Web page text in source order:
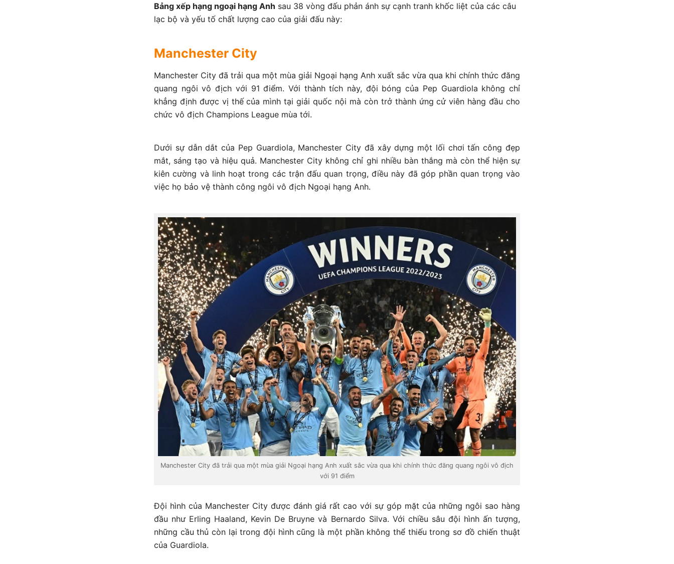
Bảng xếp hạng ngoại hạng Anh sau 38 vòng đấu phản ánh sự cạnh tranh khốc liệt của các câu
lạc bộ và yếu tố chất lượng cao của giải đấu này:
Manchester City
Manchester City đã trải qua một mùa giải Ngoại hạng Anh xuất sắc vừa qua khi chính thức đăng
quang ngôi vô địch với 91 điểm. Với thành tích này, đội bóng của Pep Guardiola không chỉ
khẳng định được vị thế của mình tại giải quốc nội mà còn trở thành ứng cử viên hàng đầu cho
chức vô địch Champions League mùa tới.
Dưới sự dẫn dắt của Pep Guardiola, Manchester City đã xây dựng một lối chơi tấn công đẹp
mắt, sáng tạo và hiệu quả. Manchester City không chỉ ghi nhiều bàn thắng mà còn thể hiện sự
kiên cường và linh hoạt trong các trận đấu quan trọng, điều này đã góp phần quan trọng vào
việc họ bảo vệ thành công ngôi vô địch Ngoại hạng Anh.
Manchester City đã trải qua một mùa giải Ngoại hạng Anh xuất sắc vừa qua khi chính thức đăng quang ngôi vô địch
với 91 điểm
Đội hình của Manchester City được đánh giá rất cao với sự góp mặt của những ngôi sao hàng
đầu như Erling Haaland, Kevin De Bruyne và Bernardo Silva. Với chiều sâu đội hình ấn tượng,
những cầu thủ còn lại trong đội hình cũng là một phần không thể thiếu trong sơ đồ chiến thuật
của Guardiola.